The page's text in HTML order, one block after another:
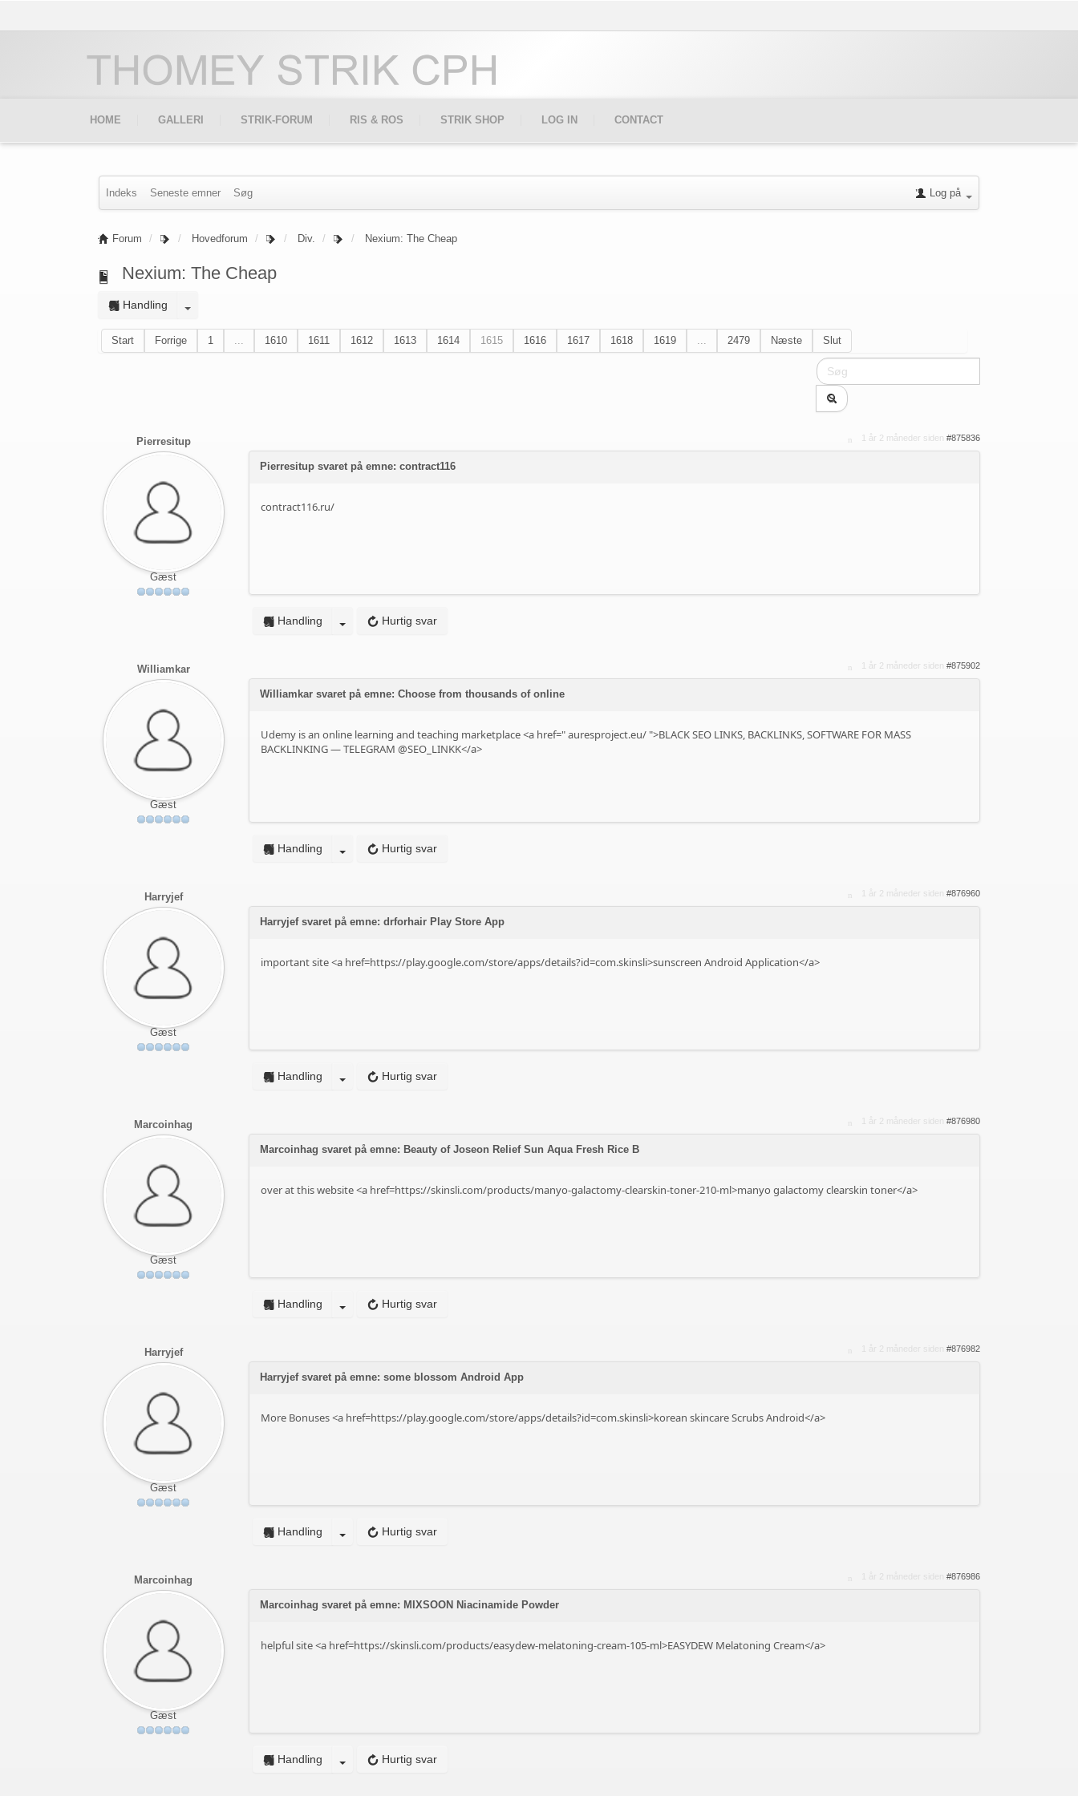
HOME GALLERI STRIK-FORUM RIS & ROS STRIK SHOP LOG IN CONTACT
Indeks Seneste emner Søg Log på
Forum Hovedforum Div. Nexium: The Cheap
Nexium: The Cheap
Handling
Start Forrige 1 ... 1610 1611 1612 1613 1614 1615 1616 1617 1618 1619 ... 2479 Næste Slut
Pierresitup
Gæst
1 år 2 måneder siden #875836
Pierresitup svaret på emne: contract116
contract116.ru/
Hurtig svar
Handling
Williamkar
Gæst
1 år 2 måneder siden #875902
Williamkar svaret på emne: Choose from thousands of online
Udemy is an online learning and teaching marketplace <a href="auresproject.eu/ ">BLACK SEO LINKS, BACKLINKS, SOFTWARE FOR MASS
BACKLINKING — TELEGRAM @SEO_LINKK</a>
Hurtig svar
Handling
Harryjef
Gæst
1 år 2 måneder siden #876960
Harryjef svaret på emne: drforhair Play Store App
important site <a href=https://play.google.com/store/apps/details?id=com.skinsli>sunscreen Android Application</a>
Hurtig svar
Handling
Marcoinhag
Gæst
1 år 2 måneder siden #876980
Marcoinhag svaret på emne: Beauty of Joseon Relief Sun Aqua Fresh Rice B
over at this website <a href=https://skinsli.com/products/manyo-galactomy-clearskin-toner-210-ml>manyo galactomy clearskin toner</a>
Hurtig svar
Handling
Harryjef
Gæst
#876982
Harryjef svaret på emne: some blossom Android App
More Bonuses <a href=https://play.google.com/store/apps/details?id=com.skinsli>korean skincare Scrubs Android</a>
Hurtig svar
Handling
Marcoinhag
Gæst
#876986
Marcoinhag svaret på emne: MIXSOON Niacinamide Powder
helpful site <a href=https://skinsli.com/products/easydew-melatoning-cream-105-ml>EASYDEW Melatoning Cream</a>
Hurtig svar
Handling